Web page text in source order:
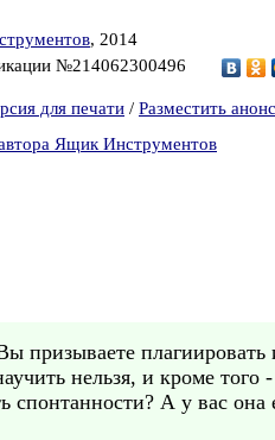
, 2014
№214062300496
для печати / Разместить анонс
Ящик Инструментов
призываете
нельзя, и кроме
спонтанности? А у вас она